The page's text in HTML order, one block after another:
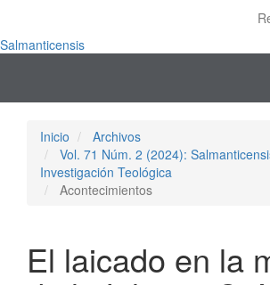
Contenido
Salmanticensis
Inicio
Archivos
Vol. 71 Núm. 2 (2024):
Investigación Teológica
Acontecimientos
El laicado en la